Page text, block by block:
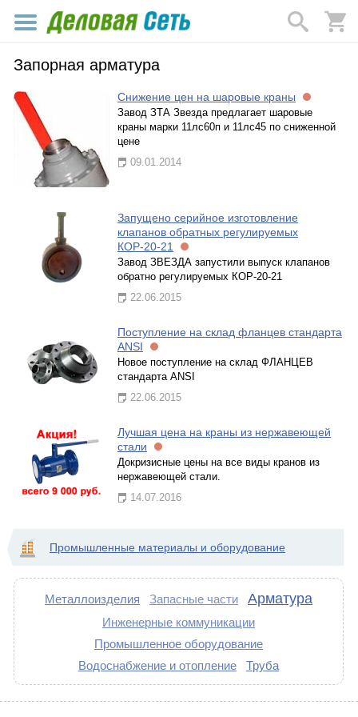
Запорная арматура
Снижение цен на шаровые краны
Завод ЗТА Звезда предлагает шаровые
краны марки 11лс60п и 11лс45 по сниженной
цене
09.01.2014
Запущено серийное изготовление
клапанов обратных регулируемых
КОР-20-21
Завод ЗВЕЗДА запустили выпуск клапанов
обратно регулируемых КОР-20-21
22.06.2015
Поступление на склад фланцев стандарта
ANSI
Новое поступление на склад ФЛАНЦЕВ
стандарта ANSI
22.06.2015
Лучшая цена на краны из нержавеющей
стали
Докризисные цены на все виды кранов из
нержавеющей стали.
14.07.2016
Промышленные материалы и оборудование
Металлоизделия Запасные части Арматура
Инженерные коммуникации
Промышленное оборудование
Водоснабжение и отопление
Труба